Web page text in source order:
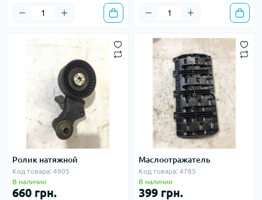
Ролик натяжной
Код товара: 4905
В наличии
660 грн.
Маслоотражатель
Код товара: 4785
В наличии
399 грн.